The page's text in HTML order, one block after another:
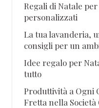
Regali di Natale
personalizzati
La tua lavanderia,
consigli per un
Idee regalo per
tutto
Produttività a Ogni
Fretta nella